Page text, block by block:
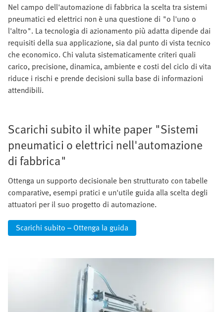
Nel campo dell'automazione di fabbrica la scelta tra sistemi
pneumatici ed elettrici non è una questione di "o l'uno o
l'altro". La tecnologia di azionamento più adatta dipende dai
requisiti della sua applicazione, sia dal punto di vista tecnico
che economico. Chi valuta sistematicamente criteri quali
carico, precisione, dinamica, ambiente e costi del ciclo di vita
riduce i rischi e prende decisioni sulla base di informazioni
attendibili.
Scarichi subito il white paper "Sistemi
pneumatici o elettrici nell'automazione
di fabbrica"
Ottenga un supporto decisionale ben strutturato con tabelle
comparative, esempi pratici e un'utile guida alla scelta degli
attuatori per il suo progetto di automazione.
Scarichi subito – Ottenga la guida